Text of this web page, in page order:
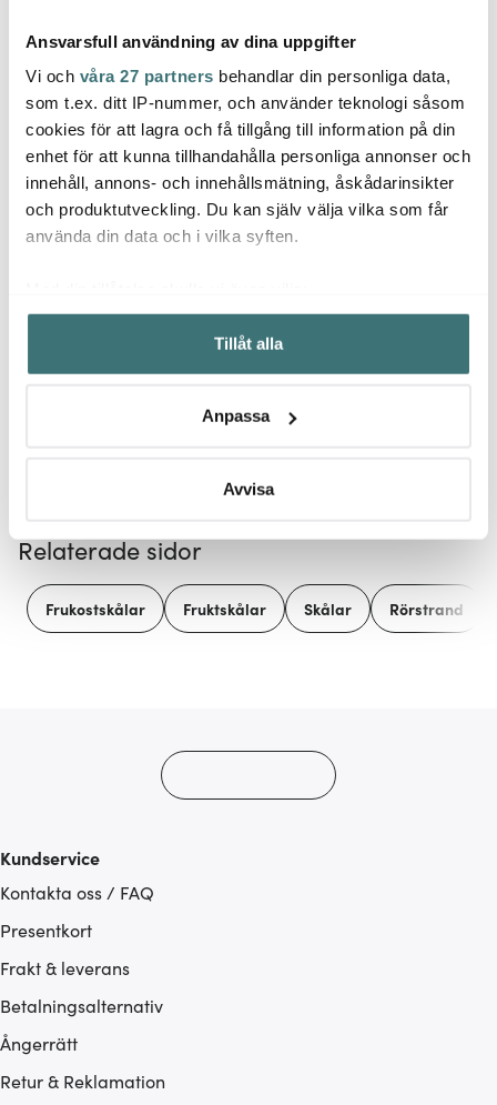
Ansvarsfull användning av dina uppgifter
Vi och våra 27 partners behandlar din personliga data,
som t.ex. ditt IP-nummer, och använder teknologi såsom
cookies för att lagra och få tillgång till information på din
enhet för att kunna tillhandahålla personliga annonser och
innehåll, annons- och innehållsmätning, åskådarinsikter
och produktutveckling. Du kan själv välja vilka som får
använda din data och i vilka syften.
Samla in information om din geografiska plats som
kan ha en noggrannhet på upp till flera meter
Identifiera din enhet genom att aktivt skanna den för
Ta reda på mer om hur dina personliga uppgifter
Du kan ändra eller dra tillbaka ditt samtycke när som
Vi använder cookies för att innehållet och annonserna
ska anpassas efter det som vi tror att du tycker om. Det
gör också att vi kan analysera vår trafik och göra
Tillåt alla
Anpassa
Avvisa
Rörstrand
Swedish Grace
Äggkopp 4 cl 2-pack Is
270 kr
Rörstrand
Swedish Grace Skål 1 L
Snö
355 kr
Låt dig inspireras av våra kunder
Relaterade sidor
Frukostskålar Fruktskålar Skålar Rörstrand
Kundservice
Kontakta oss / FAQ
Presentkort
Frakt & leverans
Betalningsalternativ
Ångerrätt
Retur & Reklamation